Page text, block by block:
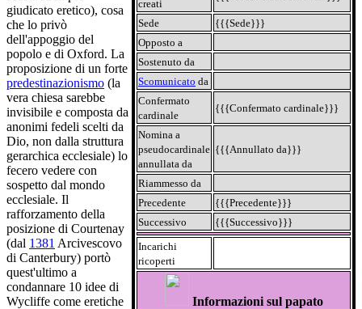
creati
Sede
{{{Sede}}}
Opposto a
Sostenuto da
Scomunicato da
Confermato
cardinale
{{{Confermato cardinale}}}
Nomina a
pseudocardinale
annullata da
{{{Annullato da}}}
Riammesso da
Precedente
{{{Precedente}}}
Successivo
{{{Successivo}}}
Incarichi
ricoperti
Informazioni sul papato
giudicato eretico), cosa
che lo privò
dell'appoggio del
popolo e di Oxford. La
proposizione di un forte
predestinazionismo (la
vera chiesa sarebbe
invisibile e composta da
anonimi fedeli scelti da
Dio, non dalla struttura
gerarchica ecclesiale) lo
fecero vedere con
sospetto dal mondo
ecclesiale. Il
rafforzamento della
posizione di Courtenay
(dal 1381 Arcivescovo
di Canterbury) portò
quest'ultimo a
condannare 10 idee di
Wycliffe come eretiche